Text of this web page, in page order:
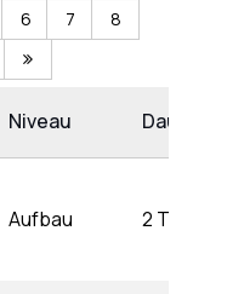
6 7
8
Niveau Dauer
Aufbau 2 Tage